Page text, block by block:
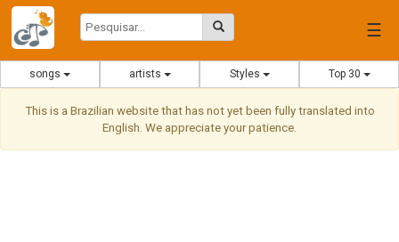
☰
songs artists Styles Top 30
This is a Brazilian website that has not yet been fully translated into
English. We appreciate your patience.